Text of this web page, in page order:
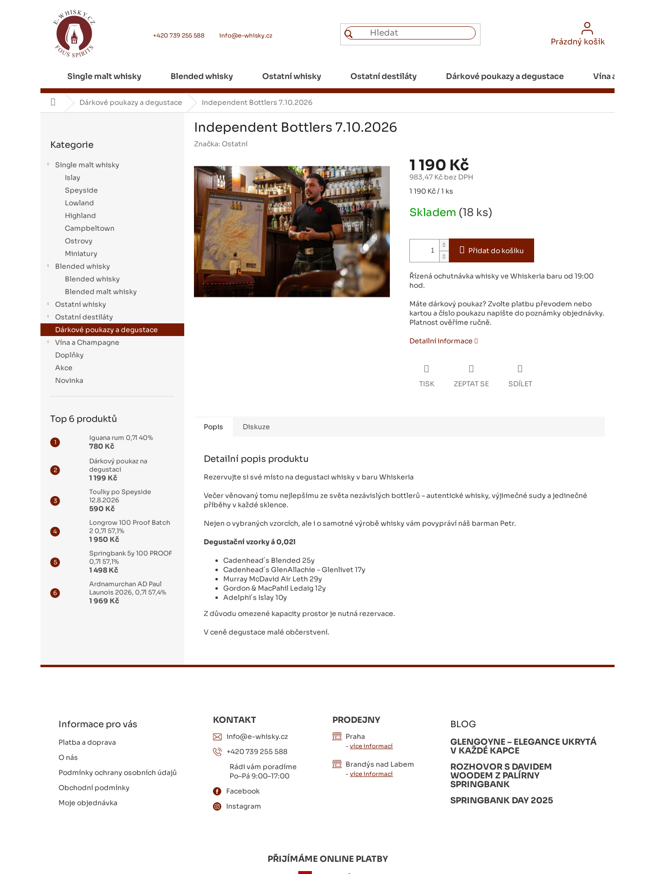
+420 739 255 588 info@e-whisky.cz
NÁKUPNÍ
Prázdný košík
Single malt whisky Blended whisky Ostatní whisky Ostatní destiláty Dárkové poukazy a degustace Vína a
DomůDárkové poukazy a degustace Independent Bottlers 7.10.2026
kategorie
Kategorie
Single malt whisky
Islay
Speyside
Lowland
Highland
Campbeltown
Ostrovy
Miniatury
Blended whisky
Blended whisky
Blended malt whisky
Ostatní whisky
Ostatní destiláty
Dárkové poukazy a degustace
Vína a Champagne
Doplňky
Akce
Novinka
Top 6 produktů
Iguana rum 0,7l 40%
780 Kč
Dárkový poukaz na
degustaci
1 199 Kč
Toulky po Speyside
12.8.2026
590 Kč
Longrow 100 Proof Batch
2 0,7l 57,1%
1 950 Kč
Springbank 5y 100 PROOF
0,7l 57,1%
1 498 Kč
Ardnamurchan AD Paul
Launois 2026, 0,7l 57,4%
1 969 Kč
Independent Bottlers 7.10.2026
Značka: Ostatní
1 190 Kč
983,47 Kč bez DPH
Měrná
1 190 Kč / 1 ks
Skladem (18 ks)
Přidat do košíku
Řízená ochutnávka whisky ve Whiskeria baru od 19:00
hod.
Máte dárkový poukaz? Zvolte platbu převodem nebo
kartou a číslo poukazu napište do poznámky objednávky.
Platnost ověříme ručně.
Detailní informace
TISK ZEPTAT SE SDÍLET
Popis Diskuze
Detailní popis produktu
Rezervujte si své místo na degustaci whisky v baru Whiskeria
Večer věnovaný tomu nejlepšímu ze světa nezávislých bottlerů – autentické whisky, výjimečné sudy a jedinečné
příběhy v každé sklence.
Nejen o vybraných vzorcích, ale i o samotné výrobě whisky vám povypráví náš barman Petr.
Degustační vzorky á 0,02l
Cadenhead´s Blended 25y
Cadenhead´s GlenAllachie - Glenlivet 17y
Murray McDavid Air Leth 29y
Gordon & MacPahil Ledaig 12y
Adelphi´s Islay 10y
Z důvodu omezené kapacity prostor je nutná rezervace.
V ceně degustace malé občerstvení.
Informace pro vás
Platba a doprava
O nás
Podmínky ochrany osobních údajů
Obchodní podmínky
Moje objednávka
KONTAKT
info@e-whisky.cz
+420 739 255 588
Rádi vám poradíme
Po–Pá 9:00–17:00
Facebook
Instagram
PRODEJNY
Praha
-více informací
Brandýs nad Labem
-více informací
BLOG
GLENGOYNE – ELEGANCE UKRYTÁ
V KAŽDÉ KAPCE
ROZHOVOR S DAVIDEM
WOODEM Z PALÍRNY
SPRINGBANK
SPRINGBANK DAY 2025
PŘIJÍMÁME ONLINE PLATBY